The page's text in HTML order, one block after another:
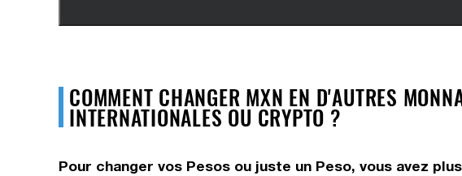
COMMENT CHANGER MXN EN D'AUTRES
INTERNATIONALES OU CRYPTO ?
Pour changer vos Pesos ou juste un Peso, vous avez